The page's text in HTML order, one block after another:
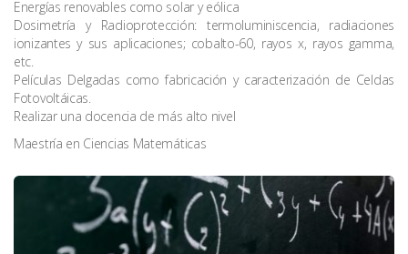
Energías renovables como solar y eólica
Dosimetría y Radioprotección: termoluminiscencia, radiaciones
ionizantes y sus aplicaciones; cobalto-60, rayos x, rayos gamma,
etc.
Películas Delgadas como fabricación y caracterización de Celdas
Fotovoltáicas.
Realizar una docencia de más alto nivel
Maestría en Ciencias Matemáticas